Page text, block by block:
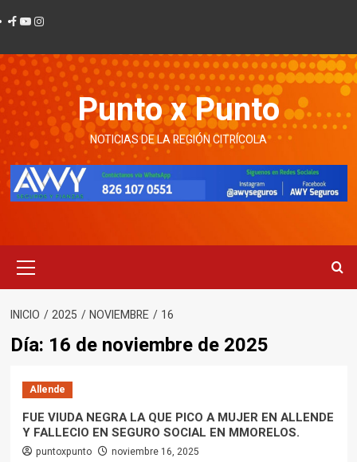
Facebook
Youtube
Instagram
Punto x Punto
NOTICIAS DE LA REGIÓN CITRÍCOLA
principal
INICIO 2025 NOVIEMBRE 16
Día: 16 de noviembre de 2025
Allende
FUE VIUDA NEGRA LA QUE PICO A MUJER EN ALLENDE
Y FALLECIO EN SEGURO SOCIAL EN MMORELOS.
puntoxpunto noviembre 16, 2025